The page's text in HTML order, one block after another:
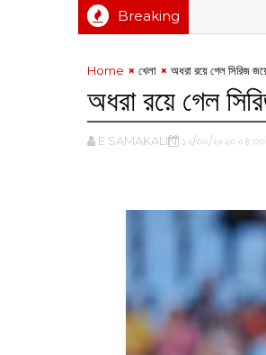
Breaking
Home খেলা অধরা রয়ে গেল সিরিজ
অধরা রয়ে গেল
E SAMAKALIN ১২/৩০/২০২৩